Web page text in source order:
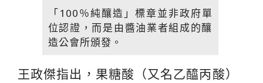
「100％純釀造」標章並非政府單
位認證，而是由醬油業者組成的釀
造公會所頒發。
王政傑指出，果糖酸（又名乙醯丙酸）